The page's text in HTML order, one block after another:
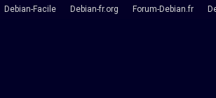
Debian-Facile Debian-fr.org Forum-Debian.fr